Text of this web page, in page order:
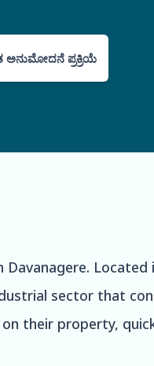
ಅನುಮೋದನೆ ಪ್ರಕ್ರಿಯೆ
sector that
their property,